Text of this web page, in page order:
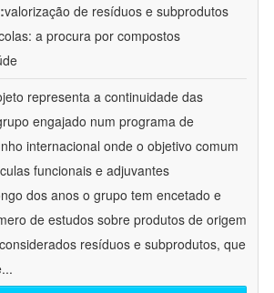
valorização de resíduos e subprodutos
a procura por compostos
representa a continuidade das
engajado num programa de
internacional onde o objetivo comum
funcionais e adjuvantes
dos anos o grupo tem encetado e
de estudos sobre produtos de origem
resíduos e subprodutos, que
...